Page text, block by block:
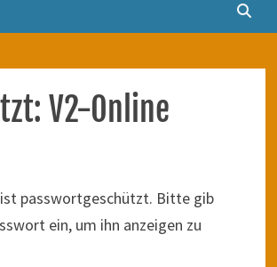
V2-Online
passwortgeschützt. Bitte gib
ein, um ihn anzeigen zu